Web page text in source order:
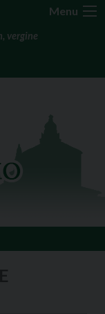
Menu
vergine